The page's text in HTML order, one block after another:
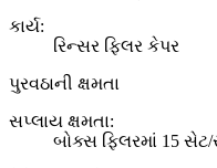
કાર્ય:
રિન્સર ફિલર કેપર
પુરવઠાની ક્ષમતા
સપ્લાય ક્ષમતા:
બોક્સ ફિલરમાં 15